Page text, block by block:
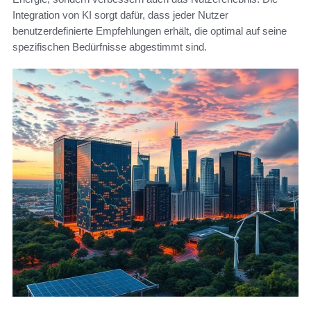
Integration von KI sorgt dafür, dass jeder Nutzer
benutzerdefinierte Empfehlungen erhält, die optimal auf seine
spezifischen Bedürfnisse abgestimmt sind.